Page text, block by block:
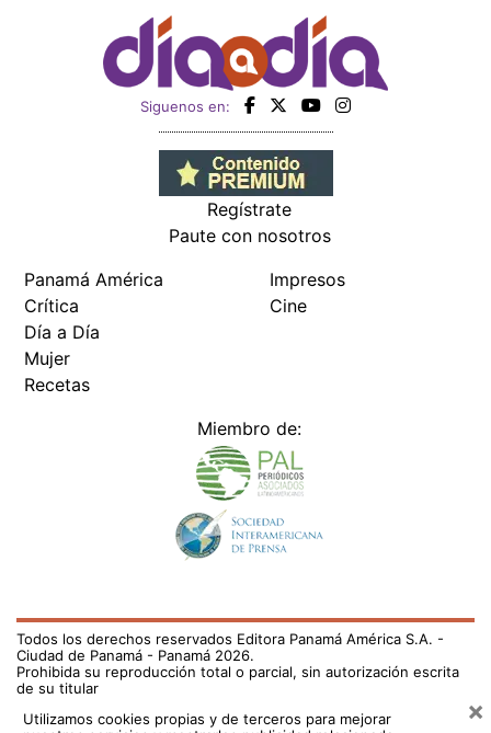
Siguenos en:
Regístrate
Paute con nosotros
Panamá América
Crítica
Día a Día
Mujer
Recetas
Impresos
Cine
Miembro de:
Todos los derechos reservados Editora Panamá América S.A. -
Ciudad de Panamá - Panamá 2026.
Prohibida su reproducción total o parcial, sin autorización escrita
de su titular
Utilizamos cookies propias y de terceros para mejorar
×